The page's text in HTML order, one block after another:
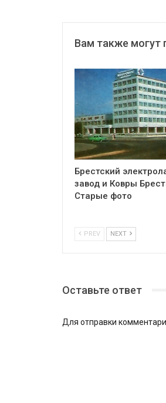
Вам также могут
Брестский
завод и Ковры
Старые фото
PREV NEXT
Оставьте ответ
Для отправки